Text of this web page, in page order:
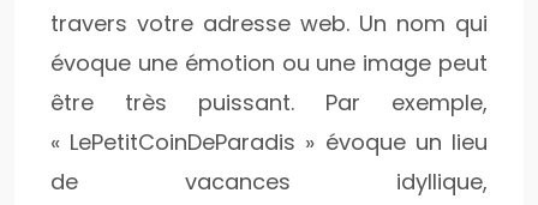
travers votre adresse web. Un nom qui
évoque une émotion ou une image peut
être très puissant. Par exemple,
« LePetitCoinDeParadis » évoque un lieu
de vacances idyllique,